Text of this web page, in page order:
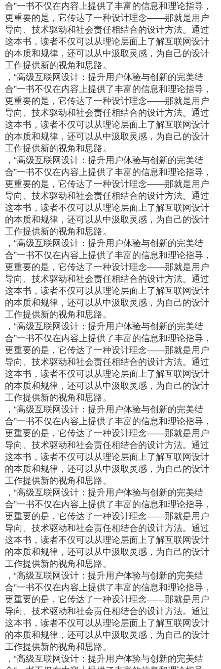
合”一书不仅在内容上提供了丰富的信息和理论指导，
更重要的是，它传达了一种设计理念——那就是用户
导向、技术驱动和社会责任相结合的设计方法。通过
这本书，读者不仅可以从理论层面上了解互联网设计
的本质和规律，还可以从中汲取灵感，为自己的设计
工作提供新的视角和思路。
，“高级互联网设计：提升用户体验与创新的完美结
合”一书不仅在内容上提供了丰富的信息和理论指导，
更重要的是，它传达了一种设计理念——那就是用户
导向、技术驱动和社会责任相结合的设计方法。通过
这本书，读者不仅可以从理论层面上了解互联网设计
的本质和规律，还可以从中汲取灵感，为自己的设计
工作提供新的视角和思路。
，“高级互联网设计：提升用户体验与创新的完美结
合”一书不仅在内容上提供了丰富的信息和理论指导，
更重要的是，它传达了一种设计理念——那就是用户
导向、技术驱动和社会责任相结合的设计方法。通过
这本书，读者不仅可以从理论层面上了解互联网设计
的本质和规律，还可以从中汲取灵感，为自己的设计
工作提供新的视角和思路。
，“高级互联网设计：提升用户体验与创新的完美结
合”一书不仅在内容上提供了丰富的信息和理论指导，
更重要的是，它传达了一种设计理念——那就是用户
导向、技术驱动和社会责任相结合的设计方法。通过
这本书，读者不仅可以从理论层面上了解互联网设计
的本质和规律，还可以从中汲取灵感，为自己的设计
工作提供新的视角和思路。
，“高级互联网设计：提升用户体验与创新的完美结
合”一书不仅在内容上提供了丰富的信息和理论指导，
更重要的是，它传达了一种设计理念——那就是用户
导向、技术驱动和社会责任相结合的设计方法。通过
这本书，读者不仅可以从理论层面上了解互联网设计
的本质和规律，还可以从中汲取灵感，为自己的设计
工作提供新的视角和思路。
，“高级互联网设计：提升用户体验与创新的完美结
合”一书不仅在内容上提供了丰富的信息和理论指导，
更重要的是，它传达了一种设计理念——那就是用户
导向、技术驱动和社会责任相结合的设计方法。通过
这本书，读者不仅可以从理论层面上了解互联网设计
的本质和规律，还可以从中汲取灵感，为自己的设计
工作提供新的视角和思路。
，“高级互联网设计：提升用户体验与创新的完美结
合”一书不仅在内容上提供了丰富的信息和理论指导，
更重要的是，它传达了一种设计理念——那就是用户
导向、技术驱动和社会责任相结合的设计方法。通过
这本书，读者不仅可以从理论层面上了解互联网设计
的本质和规律，还可以从中汲取灵感，为自己的设计
工作提供新的视角和思路。
，“高级互联网设计：提升用户体验与创新的完美结
合”一书不仅在内容上提供了丰富的信息和理论指导，
更重要的是，它传达了一种设计理念——那就是用户
导向、技术驱动和社会责任相结合的设计方法。通过
这本书，读者不仅可以从理论层面上了解互联网设计
的本质和规律，还可以从中汲取灵感，为自己的设计
工作提供新的视角和思路。
，“高级互联网设计：提升用户体验与创新的完美结